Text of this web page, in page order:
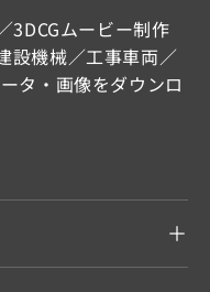
3DCGムービー制作
設機械／工事車両／
タ・画像をダウンロ